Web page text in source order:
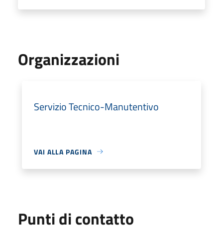
Organizzazioni
Servizio Tecnico-Manutentivo
VAI ALLA PAGINA
Punti di contatto